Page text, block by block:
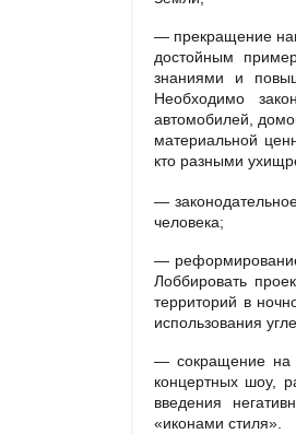
— прекращение
достойным
знаниями и
Необходимо
автомобилей,
материальной
кто разными
—
человека;
— реформирование
Лоббировать
территорий в
использования
— сокращение на
концертных шоу,
введения
«иконами стиля».